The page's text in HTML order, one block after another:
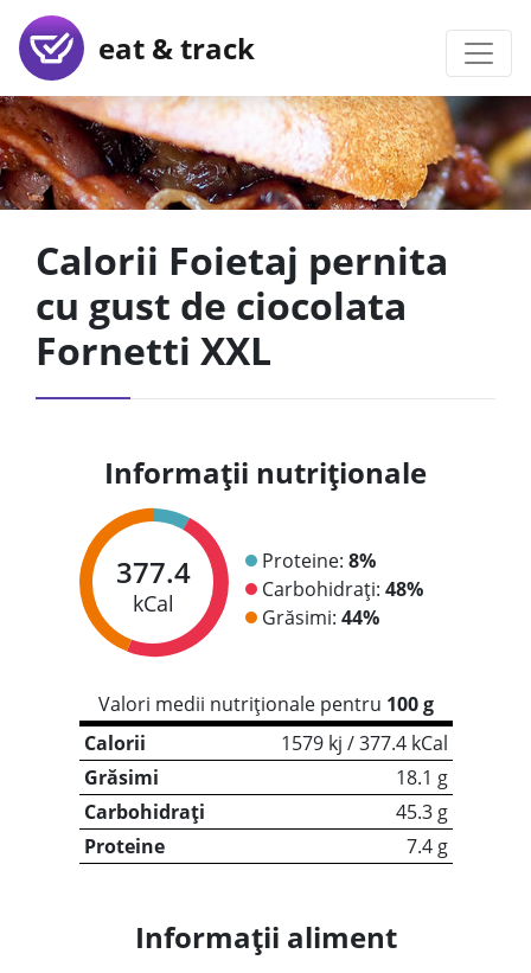
eat & track
Calorii Foietaj pernita
cu gust de ciocolata
Fornetti XXL
Informații nutriționale
377.4
kCal
Proteine: 8%
Carbohidrați: 48%
Grăsimi: 44%
Valori medii nutriționale pentru 100 g
Calorii
1579 kj / 377.4 kCal
Grăsimi
18.1 g
Carbohidrați
45.3 g
Proteine
7.4 g
Informații aliment